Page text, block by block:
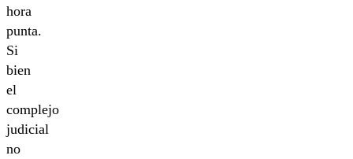
hora
punta.
Si
bien
el
complejo
judicial
no